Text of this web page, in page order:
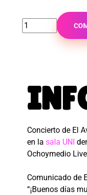
Concierto de El
en la sala UNI
Ochoymedio
Comunicado de
“¡Buenos días